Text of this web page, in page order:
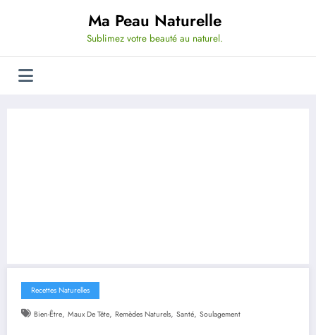
Ma Peau Naturelle
Sublimez votre beauté au naturel.
Recettes Naturelles
Bien-Être, Maux De Tête, Remèdes Naturels, Santé, Soulagement